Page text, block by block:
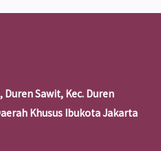
Duren Sawit, Kec. Duren
Khusus Ibukota Jakarta